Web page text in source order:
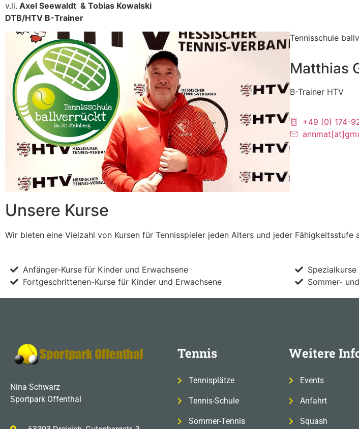
v.li. Axel Seewaldt & Tobias Kowalski
DTB/HTV B-Trainer
Tennisschule
Matthias
B-Trainer HTV
+49 (0) 174-
Unsere Kurse
Wir bieten eine Vielzahl von Kursen für Tennisspieler jeden Alters und jeder Fähigkeitsstufe
Anfänger-Kurse für Kinder und Erwachsene
Fortgeschrittenen-Kurse für Kinder und Erwachsene
Sommer-
Nina Schwarz
Sportpark Offenthal
Tennis
Tennisplätze
Tennis-Schule
Sommer-Tennis
Weitere
Events
Anfahrt
Squash